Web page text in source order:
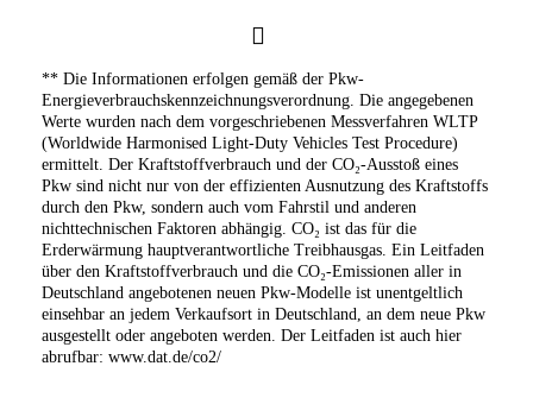
** Die Informationen erfolgen gemäß der Pkw-
Energieverbrauchskennzeichnungsverordnung. Die angegebenen
Werte wurden nach dem vorgeschriebenen Messverfahren WLTP
(Worldwide Harmonised Light-Duty Vehicles Test Procedure)
ermittelt. Der Kraftstoffverbrauch und der CO₂-Ausstoß eines
Pkw sind nicht nur von der effizienten Ausnutzung des Kraftstoffs
durch den Pkw, sondern auch vom Fahrstil und anderen
nichttechnischen Faktoren abhängig. CO₂ ist das für die
Erderwärmung hauptverantwortliche Treibhausgas. Ein Leitfaden
über den Kraftstoffverbrauch und die CO₂-Emissionen aller in
Deutschland angebotenen neuen Pkw-Modelle ist unentgeltlich
einsehbar an jedem Verkaufsort in Deutschland, an dem neue Pkw
ausgestellt oder angeboten werden. Der Leitfaden ist auch hier
abrufbar: www.dat.de/co2/